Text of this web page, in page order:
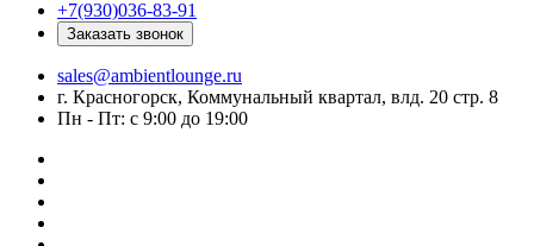
+7(930)036-83-91
Заказать звонок
sales@ambientlounge.ru
г. Красногорск, Коммунальный квартал, влд. 20 стр. 8
Пн - Пт: с 9:00 до 19:00